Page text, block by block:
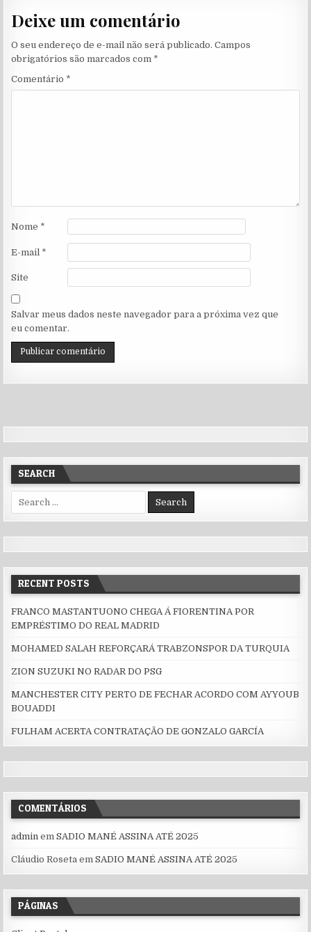
Deixe um comentário
O seu endereço de e-mail não será publicado. Campos
obrigatórios são marcados com *
Comentário *
Nome *
E-mail *
Site
Salvar meus dados neste navegador para a próxima vez que
eu comentar.
SEARCH
Search for:
RECENT POSTS
FRANCO MASTANTUONO CHEGA Á FIORENTINA POR
EMPRÉSTIMO DO REAL MADRID
MOHAMED SALAH REFORÇARÁ TRABZONSPOR DA TURQUIA
ZION SUZUKI NO RADAR DO PSG
MANCHESTER CITY PERTO DE FECHAR ACORDO COM AYYOUB
BOUADDI
FULHAM ACERTA CONTRATAÇÃO DE GONZALO GARCÍA
COMENTÁRIOS
admin emSADIO MANÉ ASSINA ATÉ 2025
Cláudio Roseta emSADIO MANÉ ASSINA ATÉ 2025
PÁGINAS